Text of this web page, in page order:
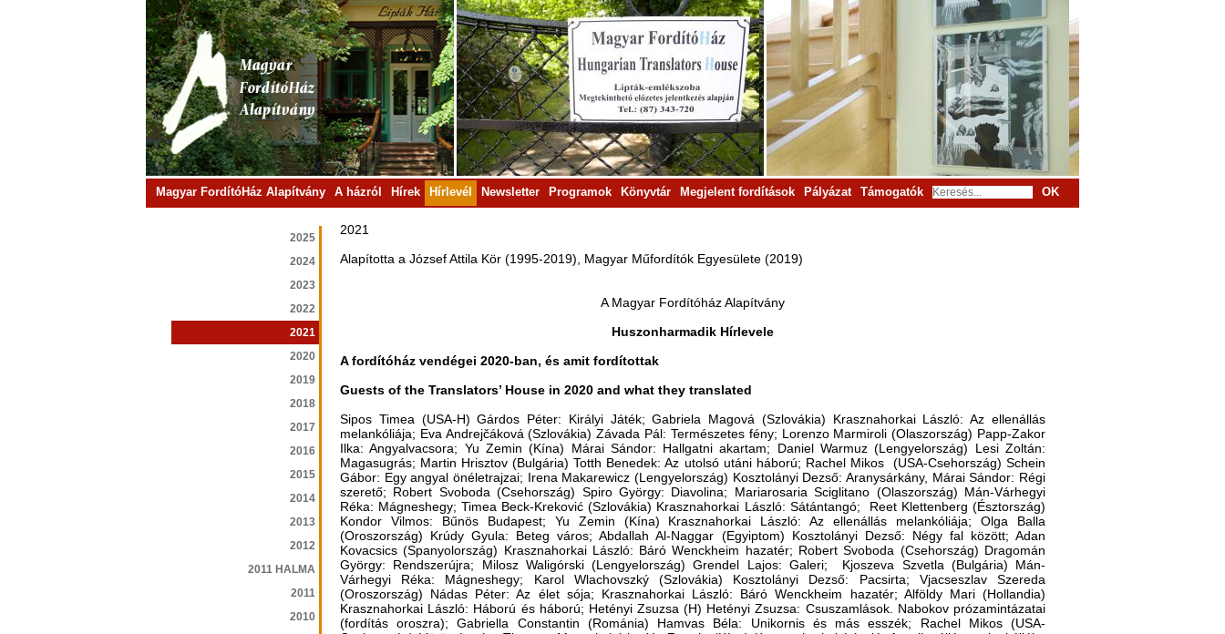
Magyar FordítóHáz Alapítvány A házról Hírek Hírlevél Newsletter Programok Könyvtár Megjelent fordítások Pályázat Támogatók OK
2025
2024
2023
2022
2021
2020
2019
2018
2017
2016
2015
2014
2013
2012
2011 HALMA
2011
2010
2021
Alapította a József Attila Kör (1995-2019), Magyar Műfordítók Egyesülete (2019)
A Magyar Fordítóház Alapítvány
Huszonharmadik Hírlevele
A fordítóház vendégei 2020-ban, és amit fordítottak
Guests of the Translators’ House in 2020 and what they translated
Sipos Timea (USA-H) Gárdos Péter: Királyi Játék; Gabriela Magová (Szlovákia) Krasznahorkai László: Az ellenállás
melankóliája; Eva Andrejčáková (Szlovákia) Závada Pál: Természetes fény; Lorenzo Marmiroli (Olaszország) Papp-Zakor
Ilka: Angyalvacsora; Yu Zemin (Kína) Márai Sándor: Hallgatni akartam; Daniel Warmuz (Lengyelország) Lesi Zoltán:
Magasugrás; Martin Hrisztov (Bulgária) Totth Benedek: Az utolsó utáni háború; Rachel Mikos (USA-Csehország) Schein
Gábor: Egy angyal önéletrajzai; Irena Makarewicz (Lengyelország) Kosztolányi Dezső: Aranysárkány, Márai Sándor: Régi
szerető; Robert Svoboda (Csehország) Spiro György: Diavolina; Mariarosaria Sciglitano (Olaszország) Mán-Várhegyi
Réka: Mágneshegy; Timea Beck-Kreković (Szlovákia) Krasznahorkai László: Sátántangó; Reet Klettenberg (Észtország)
Kondor Vilmos: Bűnös Budapest; Yu Zemin (Kína) Krasznahorkai László: Az ellenállás melankóliája; Olga Balla
(Oroszország) Krúdy Gyula: Beteg város; Abdallah Al-Naggar (Egyiptom) Kosztolányi Dezső: Négy fal között; Adan
Kovacsics (Spanyolország) Krasznahorkai László: Báró Wenckheim hazatér; Robert Svoboda (Csehország) Dragomán
György: Rendszerújra; Milosz Waligórski (Lengyelország) Grendel Lajos: Galeri; Kjoszeva Szvetla (Bulgária) Mán-
Várhegyi Réka: Mágneshegy; Karol Wlachovszký (Szlovákia) Kosztolányi Dezső: Pacsirta; Vjacseszlav Szereda
(Oroszország) Nádas Péter: Az élet sója; Krasznahorkai László: Báró Wenckheim hazatér; Alföldy Mari (Hollandia)
Krasznahorkai László: Háború és háború; Hetényi Zsuzsa (H) Hetényi Zsuzsa: Csuszamlások. Nabokov prózamintázatai
(fordítás oroszra); Gabriella Constantin (Románia) Hamvas Béla: Unikornis és más esszék; Rachel Mikos (USA-